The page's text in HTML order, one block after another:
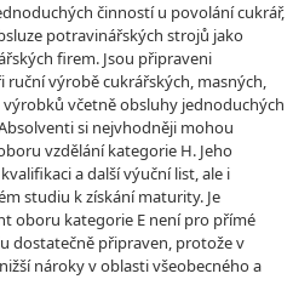
činností u povolání cukrář,
potravinářských strojů jako
firem. Jsou připraveni
výrobě cukrářských, masných,
včetně obsluhy jednoduchých
si nejvhodněji mohou
vzdělání kategorie H. Jeho
a další výuční list, ale i
studiu k získání maturity. Je
oboru kategorie E není pro přímé
dostatečně připraven, protože v
nároky v oblasti všeobecného a